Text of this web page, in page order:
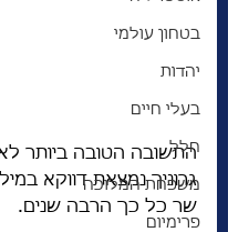
בטחון עולמי
יהדות
בעלי חיים
חלל
משפחת המלוכה
פרימיום
התשובה הטובה ביותר
גרוניך נמצאת דווקא
שר כל כך הרבה שנים.